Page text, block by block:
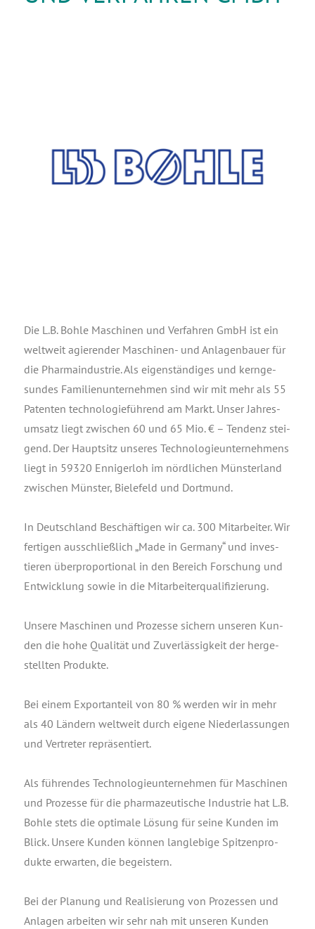
Die L.B. Boh­le Maschi­nen und Ver­fah­ren GmbH ist ein
welt­weit agie­ren­der Maschi­nen- und Anla­gen­bau­er für
die Phar­ma­in­dus­trie. Als eigen­stän­di­ges und kern­ge­
sun­des Fami­li­en­un­ter­neh­men sind wir mit mehr als 55
Paten­ten tech­no­lo­gie­füh­rend am Markt. Unser Jah­res­
um­satz liegt zwi­schen 60 und 65 Mio. € – Ten­denz stei­
gend. Der Haupt­sitz unse­res Tech­no­lo­gie­un­ter­neh­mens
liegt in 59320 Enni­ger­loh im nörd­li­chen Müns­ter­land
zwi­schen Müns­ter, Bie­le­feld und Dortmund.
In Deutsch­land Beschäf­ti­gen wir ca. 300 Mit­ar­bei­ter. Wir
fer­ti­gen aus­schließ­lich „Made in Ger­ma­ny“ und inves­
tie­ren über­pro­por­tio­nal in den Bereich For­schung und
Ent­wick­lung sowie in die Mitarbeiterqualifizierung.
Unse­re Maschi­nen und Pro­zes­se sichern unse­ren Kun­
den die hohe Qua­li­tät und Zuver­läs­sig­keit der her­ge­
stell­ten Produkte.
Bei einem Export­an­teil von 80 % wer­den wir in mehr
als 40 Län­dern welt­weit durch eige­ne Nie­der­las­sun­gen
und Ver­tre­ter repräsentiert.
Als füh­ren­des Tech­no­lo­gie­un­ter­neh­men für Maschi­nen
und Pro­zes­se für die phar­ma­zeu­ti­sche Indus­trie hat L.B.
Boh­le stets die opti­ma­le Lösung für sei­ne Kun­den im
Blick. Unse­re Kun­den kön­nen lang­le­bi­ge Spit­zen­pro­
duk­te erwar­ten, die begeistern.
Bei der Pla­nung und Rea­li­sie­rung von Pro­zes­sen und
Anla­gen arbei­ten wir sehr nah mit unse­ren Kun­den